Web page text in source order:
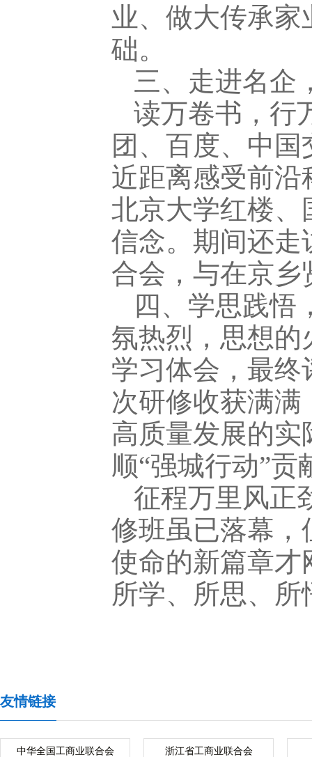
业、做大传承家
础。
三、走进名企
读万卷书，行
团、百度、中
近距离感受前
北京大学红楼、
信念。期间还走
合会，与在京
四、学思践悟
氛热烈，思想
学习体会，最
次研修收获满
高质量发展的
顺“强城行动”贡
征程万里风正
修班虽已落幕，
使命的新篇章才
所学、所思、
友情链接
中华全国工商业联合会 浙江省工商业联合会